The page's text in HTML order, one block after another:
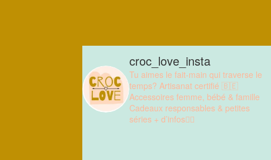
croc_love_insta
Tu aimes le fait-main qui traverse le
temps? Artisanat certifié 🇧🇪
Accessoires femme, bébé & famille
Cadeaux responsables & petites
séries + d’infos👇🏼